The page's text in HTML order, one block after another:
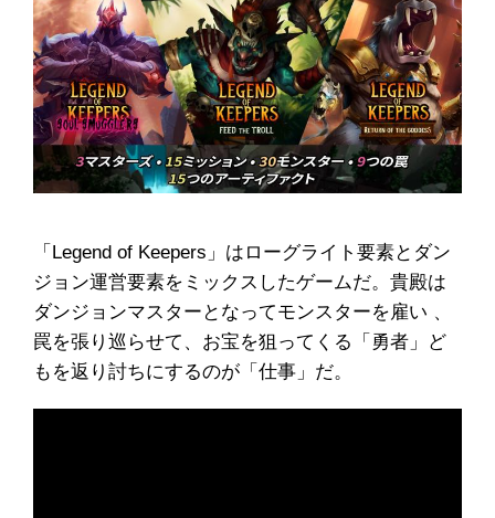
「Legend of Keepers」はローグライト要素とダン
ジョン運営要素をミックスしたゲームだ。貴殿は
ダンジョンマスターとなってモンスターを雇い 、
罠を張り巡らせて、お宝を狙ってくる「勇者」ど
もを返り討ちにするのが「仕事」だ。